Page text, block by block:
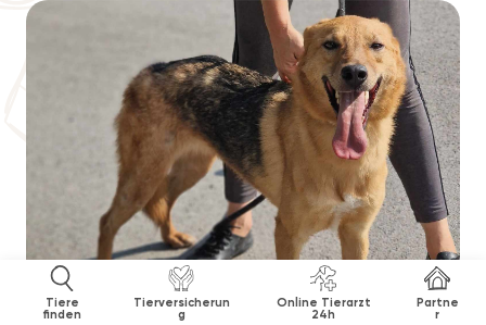
Tiere
finden
Tierversicherun
g
Online Tierarzt
24h
Partne
r